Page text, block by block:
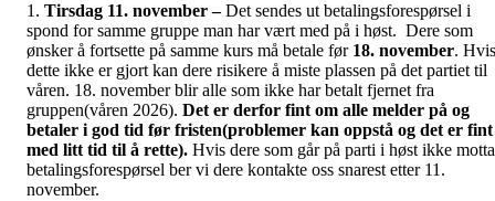
1. Tirsdag 11. november –Det sendes ut betalingsforespørsel i
spond for samme gruppe man har vært med på i høst. Dere som
ønsker å fortsette på samme kurs må betale før 18. november. Hvis
dette ikke er gjort kan dere risikere å miste plassen på det partiet til
våren. 18. november blir alle som ikke har betalt fjernet fra
gruppen(våren 2026). Det er derfor fint om alle melder på og
betaler i god tid før fristen(problemer kan oppstå og det er fint
med litt tid til å rette). Hvis dere som går på parti i høst ikke
betalingsforespørsel ber vi dere kontakte oss snarest etter 11.
november.